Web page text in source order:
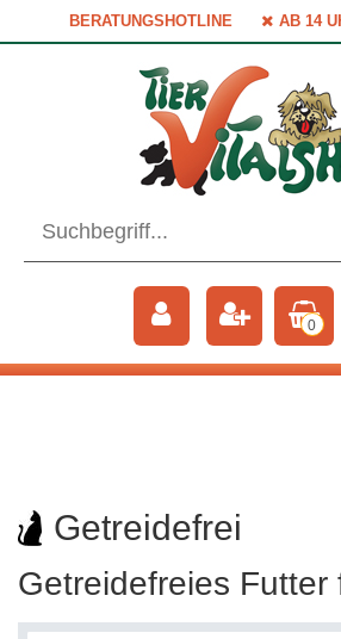
BERATUNGSHOTLINE AB 14
0
Getreidefrei
Getreidefreies Futter